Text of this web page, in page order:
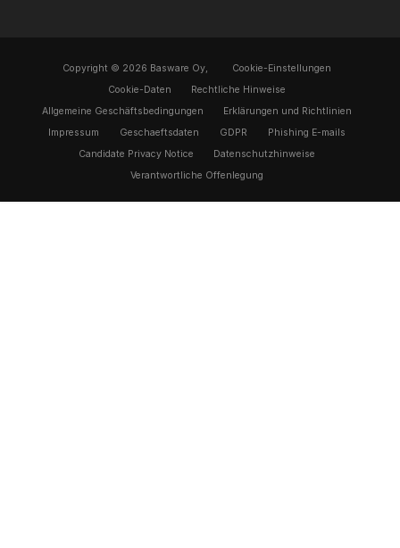
Copyright © 2026 Basware Oy,
Cookie-Einstellungen
Cookie-Daten
Rechtliche Hinweise
Allgemeine Geschäftsbedingungen
Erklärungen und Richtlinien
Impressum
Geschaeftsdaten GDPR
Phishing E-mails
Candidate Privacy Notice
Datenschutzhinweise
Verantwortliche Offenlegung